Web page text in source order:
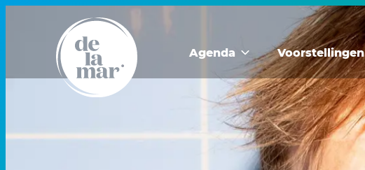
Agenda Voorstellingen